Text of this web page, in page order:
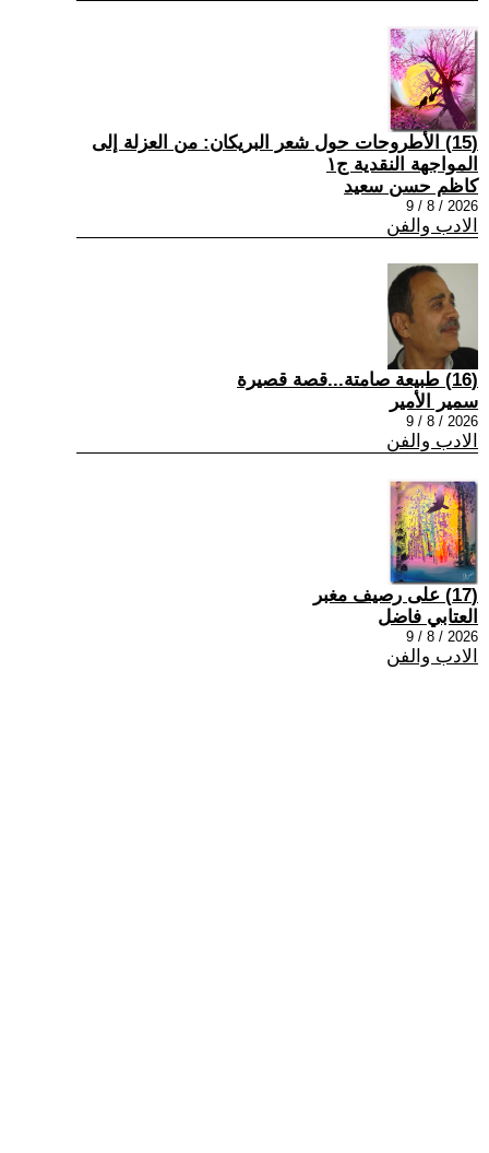
(15) الأطروحات حول شعر البريكان: من العزلة إلى
المواجهة النقدية ج١
كاظم حسن سعيد
2026 / 8 / 9
الادب والفن
(16) طبيعة صامتة...قصة قصيرة
سمير الأمير
2026 / 8 / 9
الادب والفن
(17) على رصيف مغبر
العتابي فاضل
2026 / 8 / 9
الادب والفن